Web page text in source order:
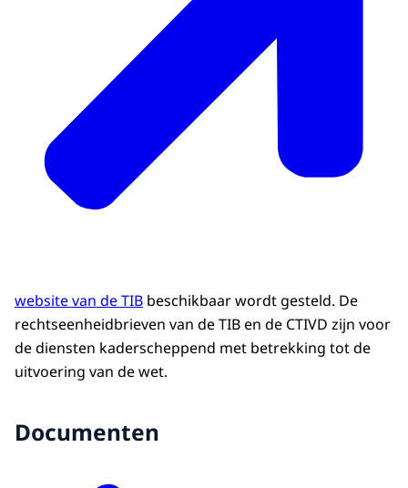
website van de TIB beschikbaar wordt gesteld. De
rechtseenheidbrieven van de TIB en de CTIVD zijn voor
de diensten kaderscheppend met betrekking tot de
uitvoering van de wet.
Documenten